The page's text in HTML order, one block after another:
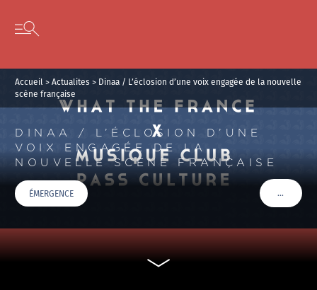
Skip to content
Open secondary menu
Accueil >Actualites > Dinaa / L’éclosion d’une voix engagée de la nouvelle
scène française
DINAA / L’ÉCLOSION D’UNE
VOIX ENGAGÉE DE LA
NOUVELLE SCÈNE FRANÇAISE
ÉMERGENCE …VOIR